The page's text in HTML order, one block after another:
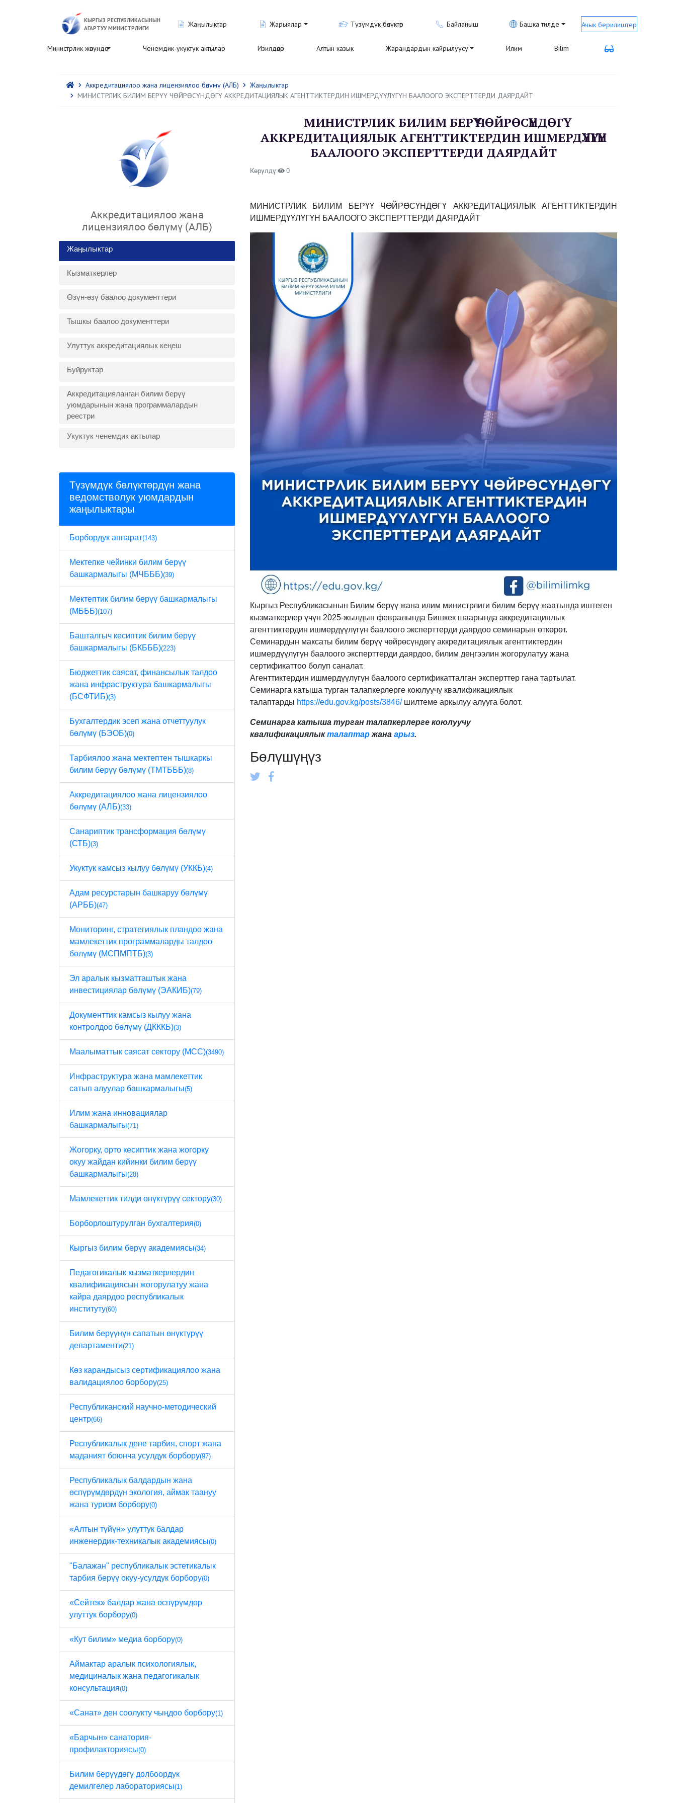
КЫРГЫЗ РЕСПУБЛИКАСЫНЫН
АГАРТУУ МИНИСТРЛИГИ
Жаңылыктар Жарыялар Түзүмдүк бөлүктөр Байланыш Башка тилде Ачык берилиштер
Министрлик жөнүндө Ченемдик-укуктук актылар Изилдөөлөр Алтын казык Жарандардын кайрылуусу Илим Bilim
Аккредитациялоо жана лицензиялоо бөлүмү (АЛБ)
Жаңылыктар
МИНИСТРЛИК БИЛИМ БЕРҮҮ ЧӨЙРӨСҮНДӨГҮ АККРЕДИТАЦИЯЛЫК АГЕНТТИКТЕРДИН ИШМЕРДҮҮЛҮГҮН БААЛООГО ЭКСПЕРТТЕРДИ ДАЯРДАЙТ
Аккредитациялоо жана
лицензиялоо бөлүмү (АЛБ)
Жаңылыктар
Кызматкерлер
Өзүн-өзү баалоо документтери
Тышкы баалоо документтери
Улуттук аккредитациялык кеңеш
Буйруктар
Аккредитацияланган билим берүү
уюмдарынын жана программалардын
реестри
Укуктук ченемдик актылар
Түзүмдүк бөлүктөрдүн жана
ведомстволук уюмдардын
жаңылыктары
Борбордук аппарат(143)
Мектепке чейинки билим берүү
башкармалыгы (МЧБББ)(39)
Мектептик билим берүү башкармалыгы
(МБББ)(107)
Башталгыч кесиптик билим берүү
башкармалыгы (БКБББ)(223)
Бюджеттик саясат, финансылык талдоо
жана инфраструктура башкармалыгы
(БСФТИБ)(3)
Бухгалтердик эсеп жана отчеттуулук
бөлүмү (БЭОБ)(0)
Тарбиялоо жана мектептен тышкаркы
билим берүү бөлүмү (ТМТБББ)(8)
Аккредитациялоо жана лицензиялоо
бөлүмү (АЛБ)(33)
Санариптик трансформация бөлүмү
(СТБ)(3)
Укуктук камсыз кылуу бөлүмү (УККБ)(4)
Адам ресурстарын башкаруу бөлүмү
(АРББ)(47)
Мониторинг, стратегиялык пландоо жана
мамлекеттик программаларды талдоо
бөлүмү (МСПМПТБ)(3)
Эл аралык кызматташтык жана
инвестициялар бөлүмү (ЭАКИБ)(79)
Документтик камсыз кылуу жана
контролдоо бөлүмү (ДКККБ)(3)
Маалыматтык саясат сектору (МСС)(3490)
Инфраструктура жана мамлекеттик
сатып алуулар башкармалыгы(5)
Илим жана инновациялар
башкармалыгы(71)
Жогорку, орто кесиптик жана жогорку
окуу жайдан кийинки билим берүү
башкармалыгы(28)
Мамлекеттик тилди өнүктүрүү сектору(30)
Борборлоштурулган бухгалтерия(0)
Кыргыз билим берүү академиясы(34)
Педагогикалык кызматкерлердин
квалификациясын жогорулатуу жана
кайра даярдоо республикалык
институту(60)
Билим берүүнүн сапатын өнүктүрүү
департаменти(21)
Көз карандысыз сертификациялоо жана
валидациялоо борбору(25)
Республиканский научно-методический
центр(66)
Республикалык дене тарбия, спорт жана
маданият боюнча усулдук борбору(97)
Республикалык балдардын жана
өспүрүмдөрдүн экология, аймак таануу
жана туризм борбору(0)
«Алтын түйүн» улуттук балдар
инженердик-техникалык академиясы(0)
"Балажан" республикалык эстетикалык
тарбия берүү окуу-усулдук борбору(0)
«Сейтек» балдар жана өспүрүмдөр
улуттук борбору(0)
«Кут билим» медиа борбору(0)
Аймактар ​​аралык психологиялык,
медициналык жана педагогикалык
консультация(0)
«Санат» ден соолукту чыңдоо борбору(1)
«Барчын» санатория-
профилакториясы(0)
Билим берүүдөгү долбоордук
демилгелер лабораториясы(1)
МИНИСТРЛИК БИЛИМ БЕРҮҮ ЧӨЙРӨСҮНДӨГҮ
АККРЕДИТАЦИЯЛЫК АГЕНТТИКТЕРДИН ИШМЕРДҮҮЛҮГҮН
БААЛООГО ЭКСПЕРТТЕРДИ ДАЯРДАЙТ
Көрүлдү: 0
МИНИСТРЛИК БИЛИМ БЕРҮҮ ЧӨЙРӨСҮНДӨГҮ АККРЕДИТАЦИЯЛЫК АГЕНТТИКТЕРДИН
ИШМЕРДҮҮЛҮГҮН БААЛООГО ЭКСПЕРТТЕРДИ ДАЯРДАЙТ
Кыргыз Республикасынын Билим берүү жана илим министрлиги билим берүү жаатында иштеген
кызматкерлер үчүн 2025-жылдын февралында Бишкек шаарында аккредитациялык
агенттиктердин ишмердүүлүгүн баалоого эксперттерди даярдоо семинарын өткөрөт.
Семинардын максаты билим берүү чөйрөсүндөгү аккредитациялык агенттиктердин
ишмердүүлүгүн баалоого эксперттерди даярдоо, билим деңгээлин жогорулатуу жана
сертификаттоо болуп саналат.
Агенттиктердин ишмердүүлүгүн баалоого сертификатталган эксперттер гана тартылат.
Семинарга катыша турган талапкерлерге коюлуучу квалификациялык
талаптарды https://edu.gov.kg/posts/3846/шилтеме аркылуу алууга болот.
Семинарга катыша турган талапкерлерге коюлуучу
квалификациялыкталаптар жана арыз.
Бөлүшүңүз